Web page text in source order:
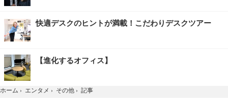
快適デスクのヒントが満載！こだわりデスクツアー
【進化するオフィス】
ホーム › エンタメ › その他 › 記事